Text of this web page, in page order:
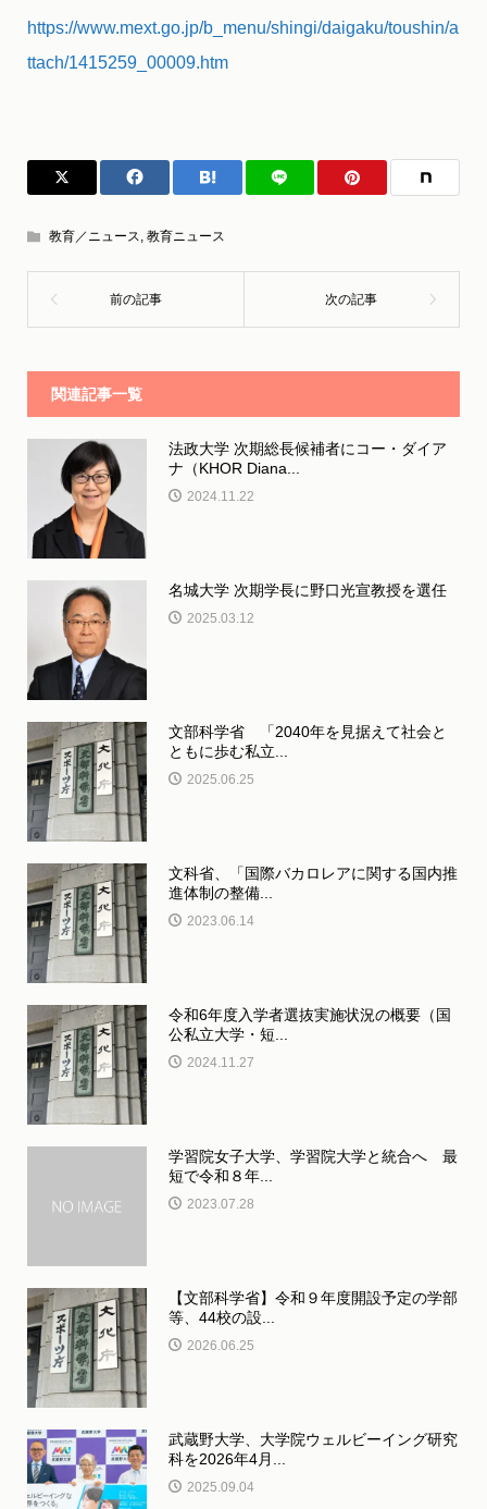
https://www.mext.go.jp/b_menu/shingi/daigaku/toushin/a
ttach/1415259_00009.htm
教育／ニュース, 教育ニュース
関連記事一覧
法政大学 次期総長候補者にコー・ダイア
ナ（KHOR Diana...
2024.11.22
名城大学 次期学長に野口光宣教授を選任
2025.03.12
文部科学省 「2040年を見据えて社会と
ともに歩む私立...
2025.06.25
文科省、「国際バカロレアに関する国内推
進体制の整備...
2023.06.14
令和6年度入学者選抜実施状況の概要（国
公私立大学・短...
2024.11.27
学習院女子大学、学習院大学と統合へ 最
短で令和８年...
2023.07.28
【文部科学省】令和９年度開設予定の学部
等、44校の設...
2026.06.25
武蔵野大学、大学院ウェルビーイング研究
科を2026年4月...
2025.09.04